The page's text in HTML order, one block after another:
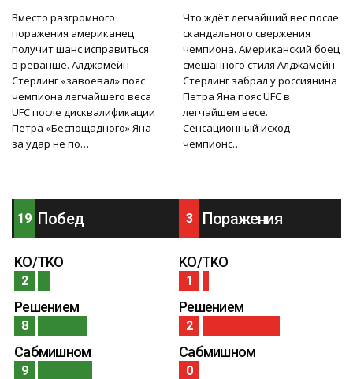
Вместо разгромного
поражения американец
получит шанс исправиться
в реванше. Алджамейн
Стерлинг «завоевал» пояс
чемпиона легчайшего веса
UFC после дисквалификации
Петра «Беспощадного» Яна
за удар не по…
Что ждёт легчайший вес после
скандального свержения
чемпиона. Американский боец
смешанного стиля Алджамейн
Стерлинг забрал у россиянина
Петра Яна пояс UFC в
легчайшем весе.
Сенсационный исход
чемпионс…
19 Побед
KO/TKO
2
Решением
8
Сабмишном
9
3 Поражения
KO/TKO
1
Решением
2
Сабмишном
0